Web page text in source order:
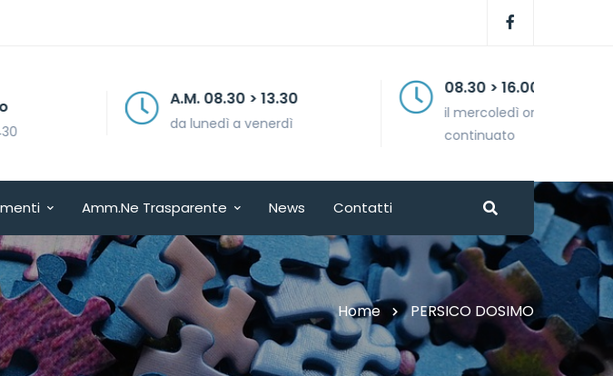
A.M. 08.30 > 13.30
da lunedì a venerdì
08.30 > 16.00
il mercoledì orario
Amm.ne Trasparente News Contatti
Home PERSICO DOSIMO